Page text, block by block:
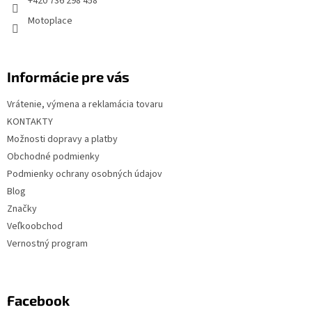
Motoplace
Informácie pre vás
Vrátenie, výmena a reklamácia tovaru
KONTAKTY
Možnosti dopravy a platby
Obchodné podmienky
Podmienky ochrany osobných údajov
Blog
Značky
Veľkoobchod
Vernostný program
Facebook